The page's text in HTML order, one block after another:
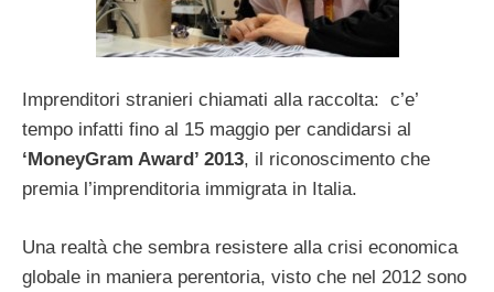
Imprenditori stranieri chiamati alla raccolta: c’e’
tempo infatti fino al 15 maggio per candidarsi al
‘MoneyGram Award’ 2013, il riconoscimento che
premia l’imprenditoria immigrata in Italia.
Una realtà che sembra resistere alla crisi economica
globale in maniera perentoria, visto che nel 2012 sono